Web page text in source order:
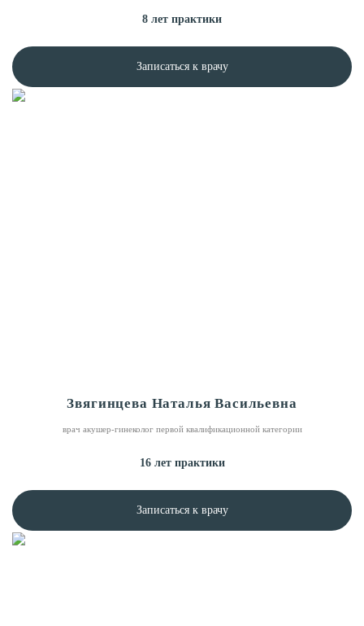
8 лет практики
Записаться к врачу
Звягинцева Наталья Васильевна
врач акушер-гинеколог первой квалификационной категории
16 лет практики
Записаться к врачу